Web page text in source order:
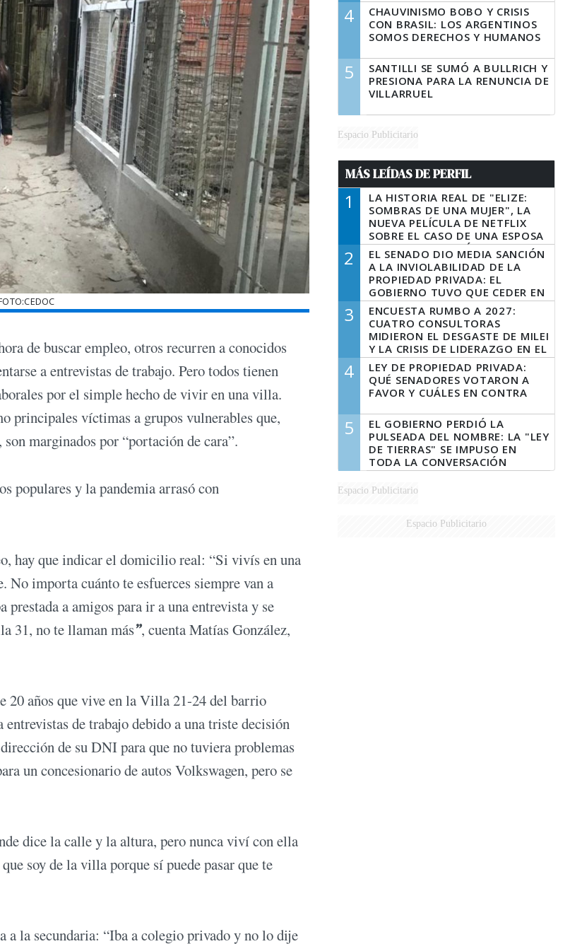
de buscar empleo, otros recurren a conocidos
a entrevistas de trabajo. Pero todos tienen
por el simple hecho de vivir en una villa.
principales víctimas a grupos vulnerables que,
marginados por “portación de cara”.
populares y la pandemia arrasó con
hay que indicar el domicilio real: “Si vivís en una
No importa cuánto te esfuerces siempre van a
a amigos para ir a una entrevista y se
31, no te llaman más”, cuenta Matías González,
20 años que vive en la Villa 21-24 del barrio
de trabajo debido a una triste decisión
de su DNI para que no tuviera problemas
un concesionario de autos Volkswagen, pero se
dice la calle y la altura, pero nunca viví con ella
soy de la villa porque sí puede pasar que te
a la secundaria: “Iba a colegio privado y no lo dije
4
CHAUVINISMO BOBO Y CRISIS
CON BRASIL: LOS ARGENTINOS
SOMOS DERECHOS Y HUMANOS
5
SANTILLI SE SUMÓ A BULLRICH Y
PRESIONA PARA LA RENUNCIA DE
VILLARRUEL
Espacio Publicitario
MÁS LEÍDAS DE PERFIL
1
LA HISTORIA REAL DE "ELIZE:
SOMBRAS DE UNA MUJER", LA
NUEVA PELÍCULA DE NETFLIX
SOBRE EL CASO DE UNA ESPOSA
QUE DESCUARTIZÓ A SU
MARIDO
2
EL SENADO DIO MEDIA SANCIÓN
A LA INVIOLABILIDAD DE LA
PROPIEDAD PRIVADA: EL
GOBIERNO TUVO QUE CEDER EN
LA LEY DEL MANEJO DEL FUEGO
3
ENCUESTA RUMBO A 2027:
CUATRO CONSULTORAS
MIDIERON EL DESGASTE DE MILEI
Y LA CRISIS DE LIDERAZGO EN EL
PERONISMO
4
LEY DE PROPIEDAD PRIVADA:
QUÉ SENADORES VOTARON A
FAVOR Y CUÁLES EN CONTRA
5
EL GOBIERNO PERDIÓ LA
PULSEADA DEL NOMBRE: LA "LEY
DE TIERRAS" SE IMPUSO EN
TODA LA CONVERSACIÓN
DIGITAL
Espacio Publicitario
Espacio Publicitario